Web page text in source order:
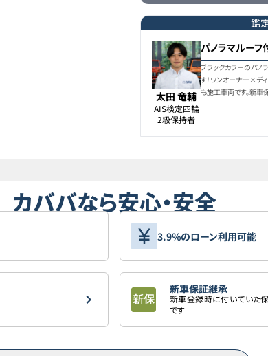
7
トヨタ
クラウンスポーツ
8
トヨタ
クラウンスポーツ
9 クラウンスポーツ
11
トヨタ
クラウンスポーツ
鑑
太田 竜輔
AIS検定四輪
2級保持者
パノラマルーフ
ブラックカラーのパノ
す！ワンオーナー×デ
も施工車両です。新
カババなら安心・安全
3.9%のローン利用可能
新車保証継承
新車登録時に付いていた
です